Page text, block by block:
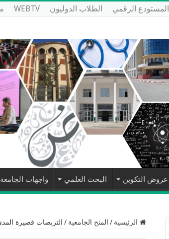
المستودع الرقمي الطلاب الدوليون WEBTV
عروض التكوين البحث العلمي واجهات الجامعة
الرئيسية / المنح الجامعية / التربصات قصيرة